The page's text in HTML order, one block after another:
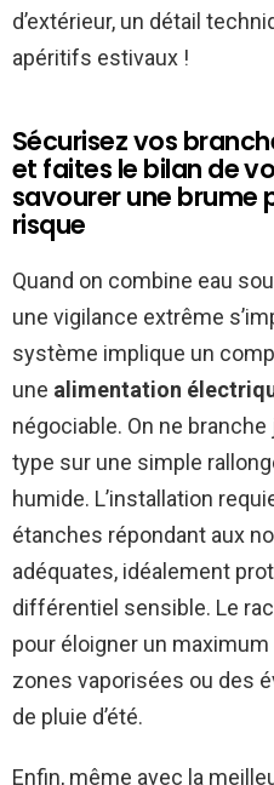
d’extérieur, un détail
apéritifs estivaux !
Sécurisez vos
et faites le bilan de
savourer une brume
risque
Quand on combine eau
une vigilance extrême
système implique un
une alimentation
négociable. On ne branche
type sur une simple
humide. L’installation
étanches répondant aux
adéquates, idéalement
différentiel sensible. Le
pour éloigner un
zones vaporisées ou des
de pluie d’été.
Enfin, même avec la